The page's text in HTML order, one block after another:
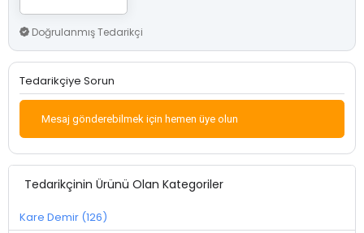
Doğrulanmış Tedarikçi
Tedarikçiye Sorun
Mesaj gönderebilmek için hemen üye olun
Tedarikçinin Ürünü Olan Kategoriler
Kare Demir (126)